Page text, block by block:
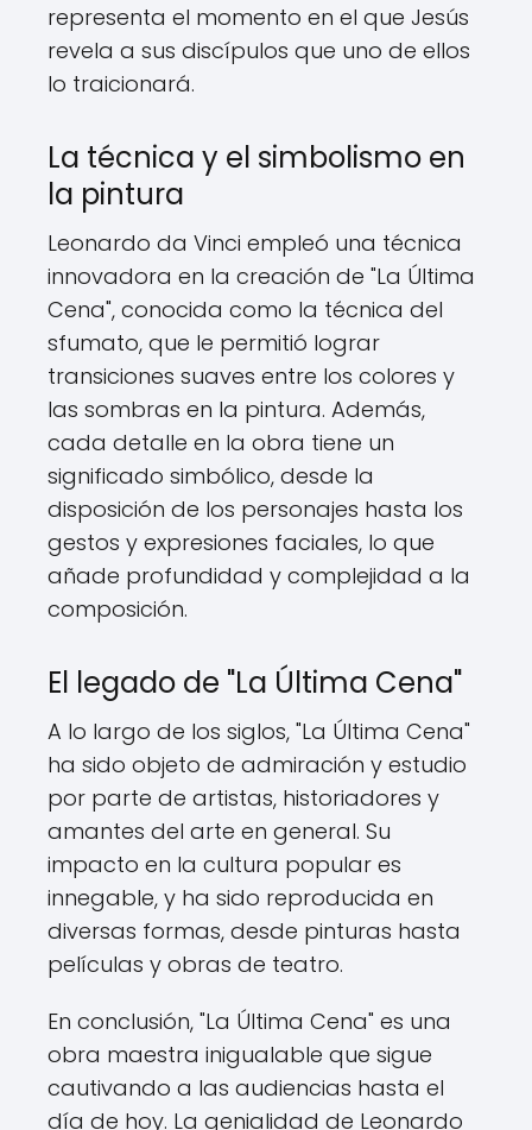
representa el momento en el que Jesús
revela a sus discípulos que uno de ellos
lo traicionará.
La técnica y el simbolismo en
la pintura
Leonardo da Vinci empleó una técnica
innovadora en la creación de "La Última
Cena", conocida como la técnica del
sfumato, que le permitió lograr
transiciones suaves entre los colores y
las sombras en la pintura. Además,
cada detalle en la obra tiene un
significado simbólico, desde la
disposición de los personajes hasta los
gestos y expresiones faciales, lo que
añade profundidad y complejidad a la
composición.
El legado de "La Última Cena"
A lo largo de los siglos, "La Última Cena"
ha sido objeto de admiración y estudio
por parte de artistas, historiadores y
amantes del arte en general. Su
impacto en la cultura popular es
innegable, y ha sido reproducida en
diversas formas, desde pinturas hasta
películas y obras de teatro.
En conclusión, "La Última Cena" es una
obra maestra inigualable que sigue
cautivando a las audiencias hasta el
día de hoy. La genialidad de Leonardo